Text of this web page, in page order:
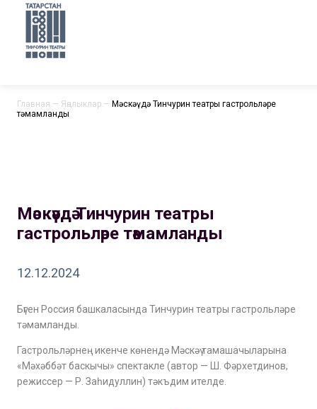
Главная — Яңалыклар — Мәскәүдә Тинчурин театры гастрольләре
тәмамланды
Мәскәүдә Тинчурин театры
гастрольләре тәмамланды
12.12.2024
Бүген Россия башкаласында Тинчурин театры гастрольләре
тәмамланды.
Гастрольләрнең икенче көнендә Мәскәү тамашачыларына
«Мәхәббәт баскычы» спектакле (автор — Ш. Фәрхетдинов,
режиссер — Р. Заһидуллин) тәкъдим ителде.